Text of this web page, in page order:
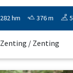
282 hm 376 m
Zenting / Zenting